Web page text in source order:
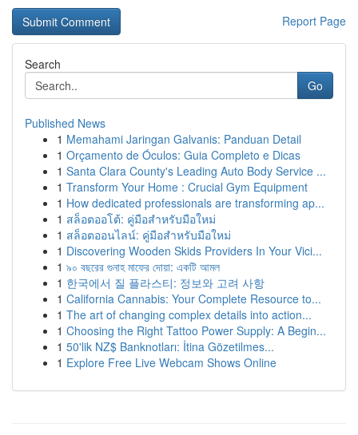
Report Page
Search
Go
Published News
1 Memahami Jaringan Galvanis: Panduan Detail
1 Orçamento de Óculos: Guia Completo e Dicas
1 Santa Clara County's Leading Auto Body Service ...
1 Transform Your Home : Crucial Gym Equipment
1 How dedicated professionals are transforming ap...
1 สล็อตออโต้: คู่มือสำหรับมือใหม่
1 สล็อตออนไลน์: คู่มือสำหรับมือใหม่
1 Discovering Wooden Skids Providers In Your Vici...
1 ৯০ বছরের গুনাহ মাফের দোয়া: একটি আমল
1 한국에서 질 플라스티: 정보와 고려 사항
1 California Cannabis: Your Complete Resource to...
1 The art of changing complex details into action...
1 Choosing the Right Tattoo Power Supply: A Begin...
1 50'lik NZ$ Banknotları: İtina Gözetilmes...
1 Explore Free Live Webcam Shows Online